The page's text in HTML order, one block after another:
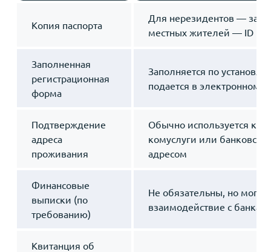
Копия паспорта
Для нерезидентов —
местных жителей — ID и
Заполненная
регистрационная
форма
Заполняется по
подается в электронном
Подтверждение
адреса
проживания
Обычно используется
комуслуги или
адресом
Финансовые
выписки (по
требованию)
Не обязательны, но могут
взаимодействие с
Квитанция об